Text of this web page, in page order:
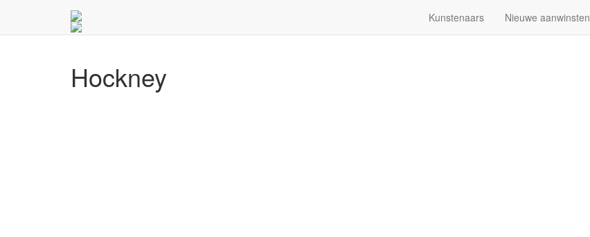
Kunstenaars Nieuwe aanwinsten
Hockney